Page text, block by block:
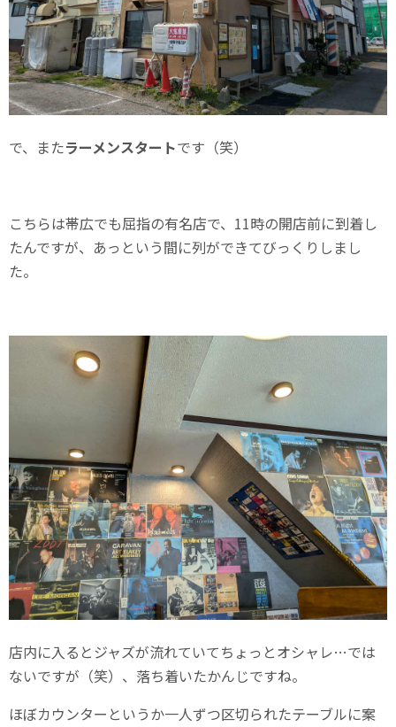
で、またラーメンスタートです（笑）
こちらは帯広でも屈指の有名店で、11時の開店前に到着し
たんですが、あっという間に列ができてびっくりしまし
た。
店内に入るとジャズが流れていてちょっとオシャレ…では
ないですが（笑）、落ち着いたかんじですね。
ほぼカウンターというか一人ずつ区切られたテーブルに案